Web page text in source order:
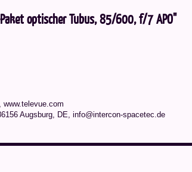
optischer Tubus, 85/600, f/7 APO"
Augsburg, DE, info@intercon-spacetec.de